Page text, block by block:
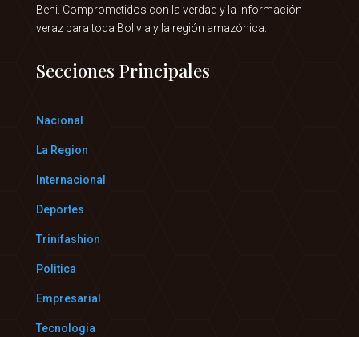
Beni. Comprometidos con la verdad y la información
veraz para toda Bolivia y la región amazónica.
Secciones Principales
Nacional
La Region
Internacional
Deportes
Trinifashion
Politica
Empresarial
Tecnologia